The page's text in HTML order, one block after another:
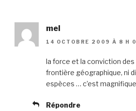
mel
14 OCTOBRE 2009 À 8 H
la force et la conviction des
frontière géographique, ni
espèces … c’est magnifique
Répondre